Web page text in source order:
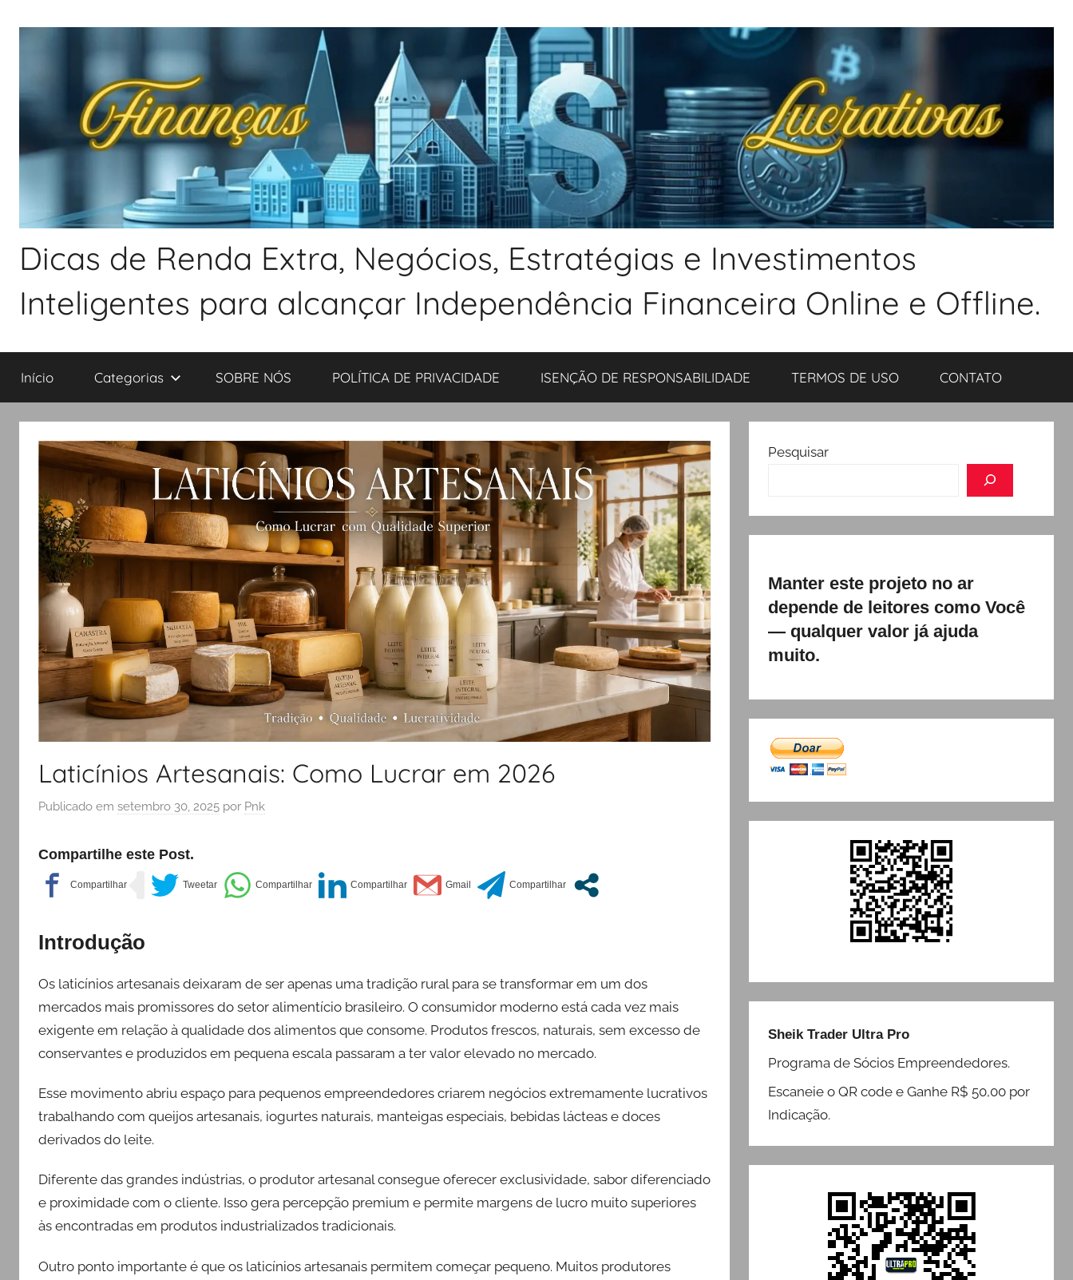
Dicas de Renda Extra, Negócios, Estratégias e Investimentos
Inteligentes para alcançar Independência Financeira Online e Offline.
Início Categorias SOBRE NÓS POLÍTICA DE PRIVACIDADE ISENÇÃO DE RESPONSABILIDADE TERMOS DE USO CONTATO
Laticínios Artesanais: Como Lucrar em 2026
Publicado em setembro 30, 2025 por Pnk
Compartilhe este Post.
Introdução
Os laticínios artesanais deixaram de ser apenas uma tradição rural para se transformar em um dos
mercados mais promissores do setor alimentício brasileiro. O consumidor moderno está cada vez mais
exigente em relação à qualidade dos alimentos que consome. Produtos frescos, naturais, sem excesso de
conservantes e produzidos em pequena escala passaram a ter valor elevado no mercado.
Esse movimento abriu espaço para pequenos empreendedores criarem negócios extremamente lucrativos
trabalhando com queijos artesanais, iogurtes naturais, manteigas especiais, bebidas lácteas e doces
derivados do leite.
Diferente das grandes indústrias, o produtor artesanal consegue oferecer exclusividade, sabor diferenciado
e proximidade com o cliente. Isso gera percepção premium e permite margens de lucro muito superiores
às encontradas em produtos industrializados tradicionais.
Outro ponto importante é que os laticínios artesanais permitem começar pequeno. Muitos produtores
Pesquisar
Manter este projeto no ar
depende de leitores como Você
— qualquer valor já ajuda
muito.
Sheik Trader Ultra Pro
Programa de Sócios Empreendedores.
Escaneie o QR code e Ganhe R$ 50,00 por
Indicação.